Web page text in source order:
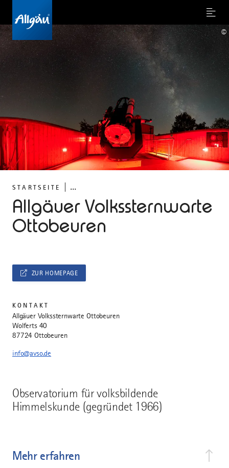
Menu
STARTSEITE ...
Allgäuer Volkssternwarte
Ottobeuren
©
Observatorium für volksbildende
Himmelskunde (gegründet 1966)
Mehr erfahren
ZUR HOMEPAGE
KONTAKT
Allgäuer Volkssternwarte Ottobeuren
Wolferts 40
87724 Ottobeuren
info@avso.de